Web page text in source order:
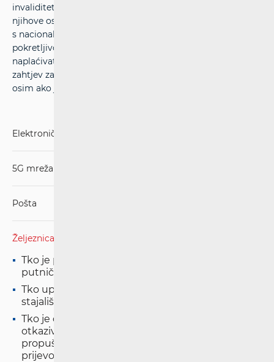
invaliditetom i smanjenom pokretljivošću uključujući
njihove osobne asistente koji su priznati kao takvi u skladu
s nacionalnim praksama, i osobe sa smanjenom
pokretljivošću. Za njihove rezervacije i karte ne smiju se
naplaćivati dodatni troškovi, a odbijanje rezervacija ili
zahtjev za pratnjom drugom osobom nije dopušteno,
osim ako je to nužno radi pristupačnosti.
Elektroničke komunikacije
5G mreža
Pošta
Željeznica
Tko je pružatelj usluge javnog željezničkog
putničkog prijevoza u RH?
Tko upravlja željezničkim kolodvorima i
stajalištima u RH?
Tko je dužan informirati putnike u slučaju
otkazivanja putovanja, kašnjenja vlaka ili
propuštenih veza u željezničkom putničkom
prijevozu?